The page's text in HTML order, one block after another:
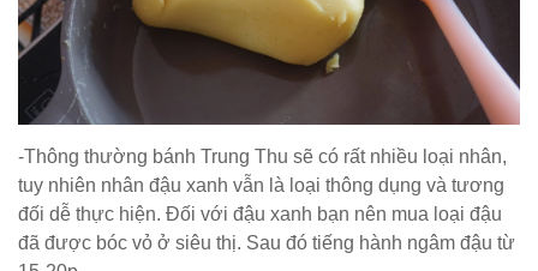
-Thông thường bánh Trung Thu sẽ có rất nhiều loại nhân,
tuy nhiên nhân đậu xanh vẫn là loại thông dụng và tương
đối dễ thực hiện. Đối với đậu xanh bạn nên mua loại đậu
đã được bóc vỏ ở siêu thị. Sau đó tiếng hành ngâm đậu từ